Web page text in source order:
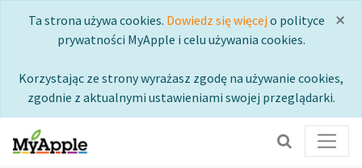
×
Ta strona używa cookies. Dowiedz się więcej o polityce
prywatności MyApple i celu używania cookies.
Korzystając ze strony wyrażasz zgodę na używanie cookies,
zgodnie z aktualnymi ustawieniami swojej przeglądarki.